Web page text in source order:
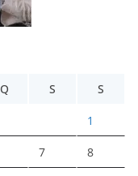
Q S S
1
7 8